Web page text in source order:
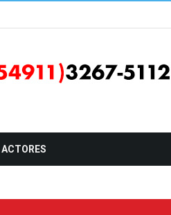
ACTORES